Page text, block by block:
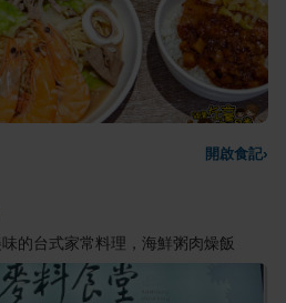
開啟食記›
的台式家常料理，海鮮粥肉燥飯